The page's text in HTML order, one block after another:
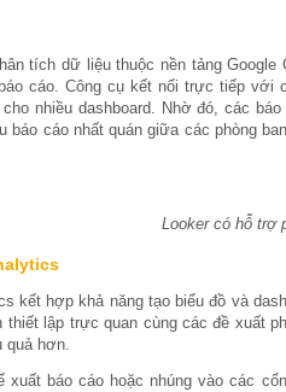
tích dữ liệu thuộc nền tảng
cáo. Công cụ kết nối trực tiếp
nhiều dashboard. Nhờ đó, các
báo cáo nhất quán giữa các phòng
Looker có hỗ trợ
kết hợp khả năng tạo biểu đồ và
thiết lập trực quan cùng các đề xuất
quả hơn.
xuất báo cáo hoặc nhúng vào các